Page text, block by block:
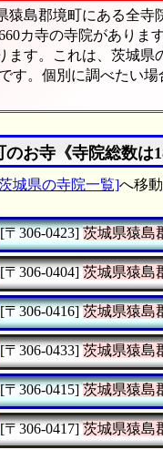
猿島郡境町にある全寺
カ寺の寺院がありま
ます。これは、茨城
す。個別に調べたい
お寺《寺院総数は
城県の寺院一覧]へ移
[〒306-0423] 茨城県猿島
[〒306-0404] 茨城県猿島
[〒306-0416] 茨城県猿島
[〒306-0433] 茨城県猿島
[〒306-0415] 茨城県猿島
[〒306-0417] 茨城県猿島